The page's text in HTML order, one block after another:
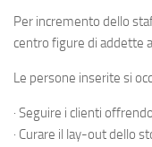
Per incremento dello
centro figure di addette
Le persone inserite si
· Seguire i clienti
· Curare il lay-out dello